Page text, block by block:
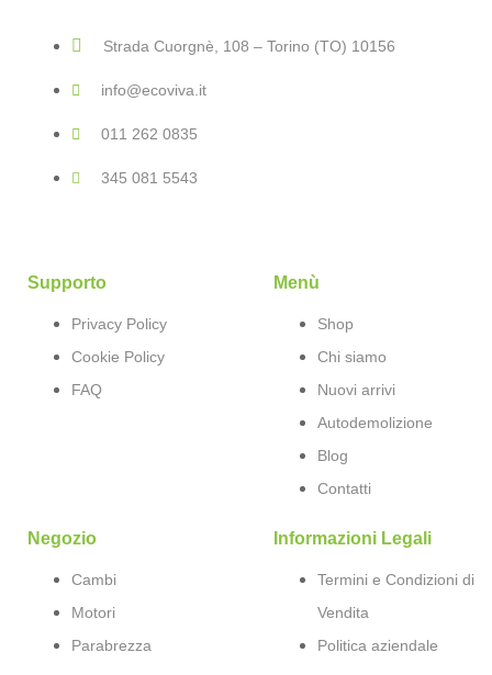
Strada Cuorgnè, 108 – Torino (TO) 10156
info@ecoviva.it
011 262 0835
345 081 5543
Supporto
Privacy Policy
Cookie Policy
FAQ
Menù
Shop
Chi siamo
Nuovi arrivi
Autodemolizione
Blog
Contatti
Negozio
Cambi
Motori
Parabrezza
Informazioni Legali
Termini e Condizioni di
Vendita
Politica aziendale